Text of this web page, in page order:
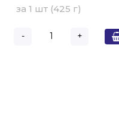
за 1 шт (425 г)
- +